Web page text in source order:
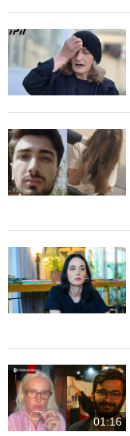
01:16